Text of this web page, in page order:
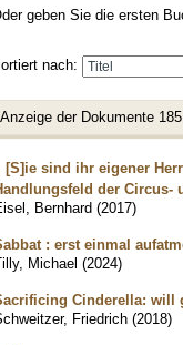
geben Sie die ersten
nach:
Anzeige der Dokumente
[S]ie sind ihr eigener
der Circus-
Bernhard (2017)
: erst einmal
Michael (2024)
Cinderella: will
Friedrich (2018)